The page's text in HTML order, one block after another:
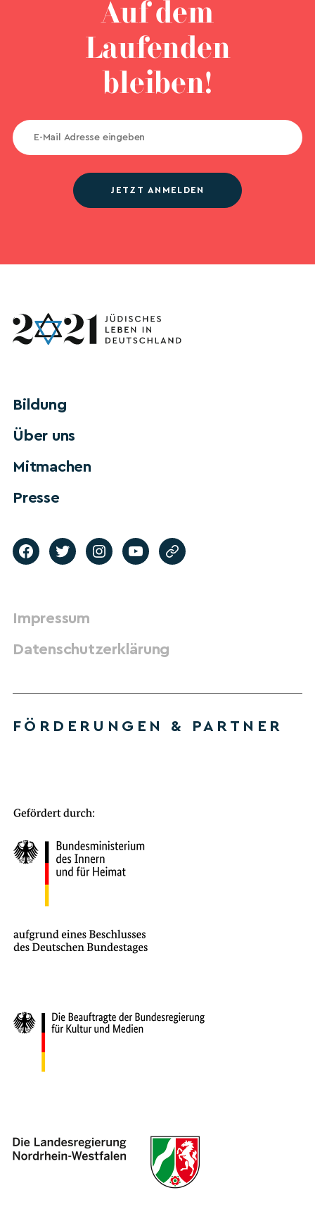
Auf dem
Laufenden
bleiben!
JETZT ANMELDEN
Bildung
Über uns
Mitmachen
Presse
Impressum
Datenschutzerklärung
FÖRDERUNGEN & PARTNER